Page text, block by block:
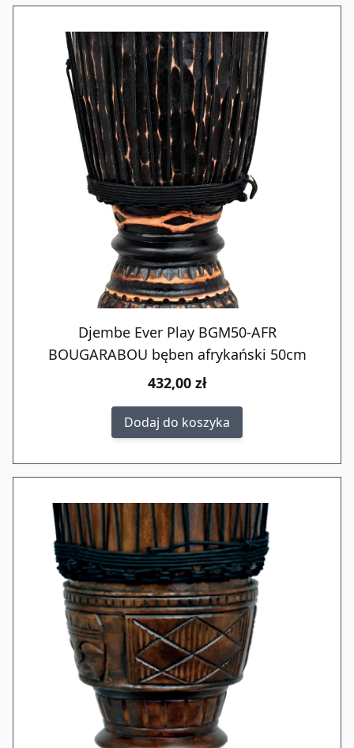
Djembe Ever Play BGM50-AFR
BOUGARABOU bęben afrykański 50cm
432,00 zł
Dodaj do koszyka